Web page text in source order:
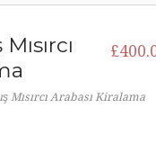
£
Mısırcı Arabası Kiralama